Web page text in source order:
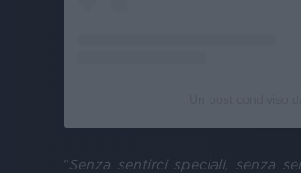
“Senza sentirci speciali, senza